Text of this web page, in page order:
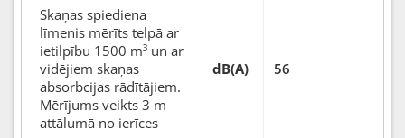
Skaņas spiediena
līmenis mērīts telpā ar
ietilpību 1500 m³ un ar
vidējiem skaņas
absorbcijas rādītājiem.
Mērījums veikts 3 m
attālumā no ierīces
dB(A) 56